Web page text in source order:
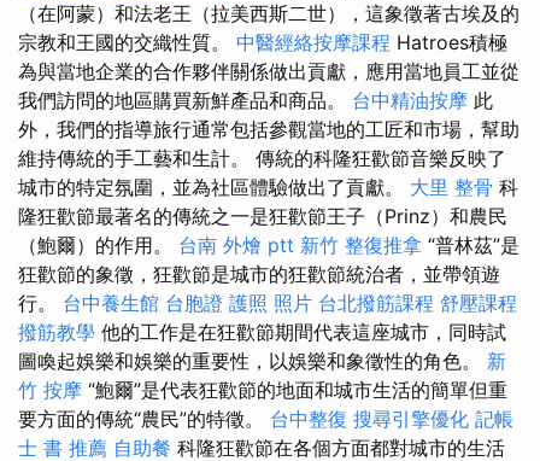
（在阿蒙）和法老王（拉美西斯二世），這象徵著古埃及的
宗教和王國的交織性質。 中醫經絡按摩課程 Hatroes積極
為與當地企業的合作夥伴關係做出貢獻，應用當地員工並從
我們訪問的地區購買新鮮產品和商品。 台中精油按摩 此
外，我們的指導旅行通常包括參觀當地的工匠和市場，幫助
維持傳統的手工藝和生計。 傳統的科隆狂歡節音樂反映了
城市的特定氛圍，並為社區體驗做出了貢獻。 大里 整骨 科
隆狂歡節最著名的傳統之一是狂歡節王子（Prinz）和農民
（鮑爾）的作用。 台南 外燴 ptt 新竹 整復推拿 “普林茲”是
狂歡節的象徵，狂歡節是城市的狂歡節統治者，並帶領遊
行。 台中養生館 台胞證 護照 照片 台北撥筋課程 舒壓課程
撥筋教學 他的工作是在狂歡節期間代表這座城市，同時試
圖喚起娛樂和娛樂的重要性，以娛樂和象徵性的角色。 新
竹 按摩 “鮑爾”是代表狂歡節的地面和城市生活的簡單但重
要方面的傳統“農民”的特徵。 台中整復 搜尋引擎優化 記帳
士 書 推薦 自助餐 科隆狂歡節在各個方面都對城市的生活